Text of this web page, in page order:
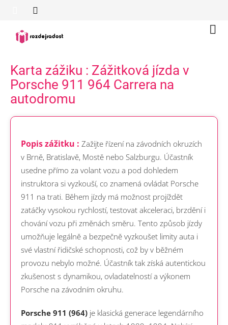
Karta zážiku : Zážitková jízda v
Porsche 911 964 Carrera na
autodromu
Popis zážitku : Zažijte řízení na závodních okruzích
v Brně, Bratislavě, Mostě nebo Salzburgu. Účastník
usedne přímo za volant vozu a pod dohledem
instruktora si vyzkouší, co znamená ovládat Porsche
911 na trati. Během jízdy má možnost projíždět
zatáčky vysokou rychlostí, testovat akceleraci, brzdění i
chování vozu při změnách směru. Tento způsob jízdy
umožňuje legálně a bezpečně vyzkoušet limity auta i
své vlastní řidičské schopnosti, což by v běžném
provozu nebylo možné. Účastník tak získá autentickou
zkušenost s dynamikou, ovladatelností a výkonem
Porsche na závodním okruhu.
Porsche 911 (964) je klasická generace legendárního